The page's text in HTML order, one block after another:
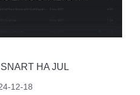
HA JUL
12-18